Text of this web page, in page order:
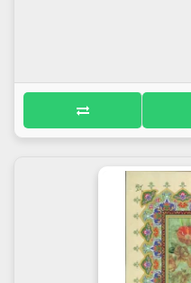
انتم منه
شما از درخت سبز آتش
آتش می‌افروزید.